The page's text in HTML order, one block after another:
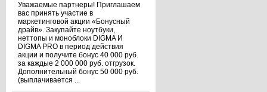
Уважаемые партнеры! Приглашаем
вас принять участие в
маркетинговой акции «Бонусный
драйв». Закупайте ноутбуки,
неттопы и моноблоки DIGMA И
DIGMA PRO в период действия
акции и получите бонус 40 000 руб.
за каждые 2 000 000 руб. отгрузок.
Дополнительный бонус 50 000 руб.
(выплачивается ...